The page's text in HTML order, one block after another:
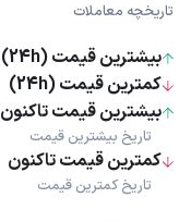
تاریخچه معاملات
بیشترین قیمت (24h)
کمترین قیمت (24h)
بیشترین قیمت تاکنون
تاریخ بیشترین قیمت
کمترین قیمت تاکنون
تاریخ کمترین قیمت